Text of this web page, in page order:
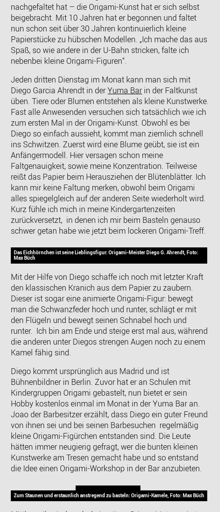
nachgefaltet hat – die Origami-Kunst hat er sich selbst
beigebracht. Mit 10 Jahren hat er begonnen und faltet
nun schon seit über 30 Jahren kontinuierlich kleine
Papierstücke zu hübschen Modellen. „Ich mache das aus
Spaß, so wie andere in der U-Bahn stricken, falte ich
nebenbei kleine Origami-Figuren“.
Jeden dritten Dienstag im Monat kann man sich mit
Diego Garcia Ahrendt in derYuma Barin der Faltkunst
üben. Tiere oder Blumen entstehen als kleine Kunstwerke.
Fast alle Anwesenden versuchen sich tatsächlich wie ich
zum ersten Mal in der Origami-Kunst. Obwohl es bei
Diego so einfach aussieht, kommt man ziemlich schnell
ins Schwitzen. Zuerst wird eine Blume geübt, sie ist ein
Anfängermodell. Hier versagen schon meine
Faltgenauigkeit, sowie meine Konzentration. Teilweise
reißt das Papier beim Herausziehen der Blütenblätter. Ich
kann mir keine Faltung merken, obwohl beim Origami
alles spiegelgleich auf der anderen Seite wiederholt wird.
Kurz fühle ich mich in meine Kindergartenzeiten
zurückversetzt, in denen ich mir beim Basteln genauso
schwer getan habe wie jetzt beim lockeren Origami-Treff.
Das Eichhörnchen ist seine Lieblingsfigur: Origami-Meister Diego G. Ahrendt, Foto:
Max Büch
Mit der Hilfe von Diego schaffe ich noch mit letzter Kraft
den klassischen Kranich aus dem Papier zu zaubern.
Dieser ist sogar eine animierte Origami-Figur: bewegt
man die Schwanzfeder hoch und runter, schlägt er mit
den Flügeln und bewegt seinen Schnabel hoch und
runter. Ich bin am Ende und steige erst mal aus, während
die anderen unter Diegos strengen Augen noch zu einem
Kamel fähig sind.
Diego kommt ursprünglich aus Madrid und ist
Bühnenbildner in Berlin. Zuvor hat er an Schulen mit
Kindergruppen Origami gebastelt, nun bietet er sein
Hobby kostenlos einmal im Monat in der Yuma Bar an.
Joao der Barbesitzer erzählt, dass Diego ein guter Freund
von ihnen sei und bei seinen Barbesuchen regelmäßig
kleine Origami-Figürchen entstanden sind. Die Leute
hätten immer neugierig gefragt, wer die bunten kleinen
Kunstwerke am Tresen gemacht habe und so entstand
die Idee einen Origami-Workshop in der Bar anzubieten.
Zum Staunen und erstaunlich anstregend zu basteln: Origami-Kamele, Foto: Max Büch